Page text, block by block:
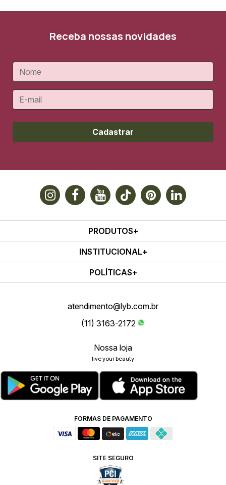
Receba nossas novidades
Cadastrar
PRODUTOS
INSTITUCIONAL
POLÍTICAS
atendimento@lyb.com.br
(11) 3163-2172
Nossa loja
live your beauty
FORMAS DE PAGAMENTO
SITE SEGURO